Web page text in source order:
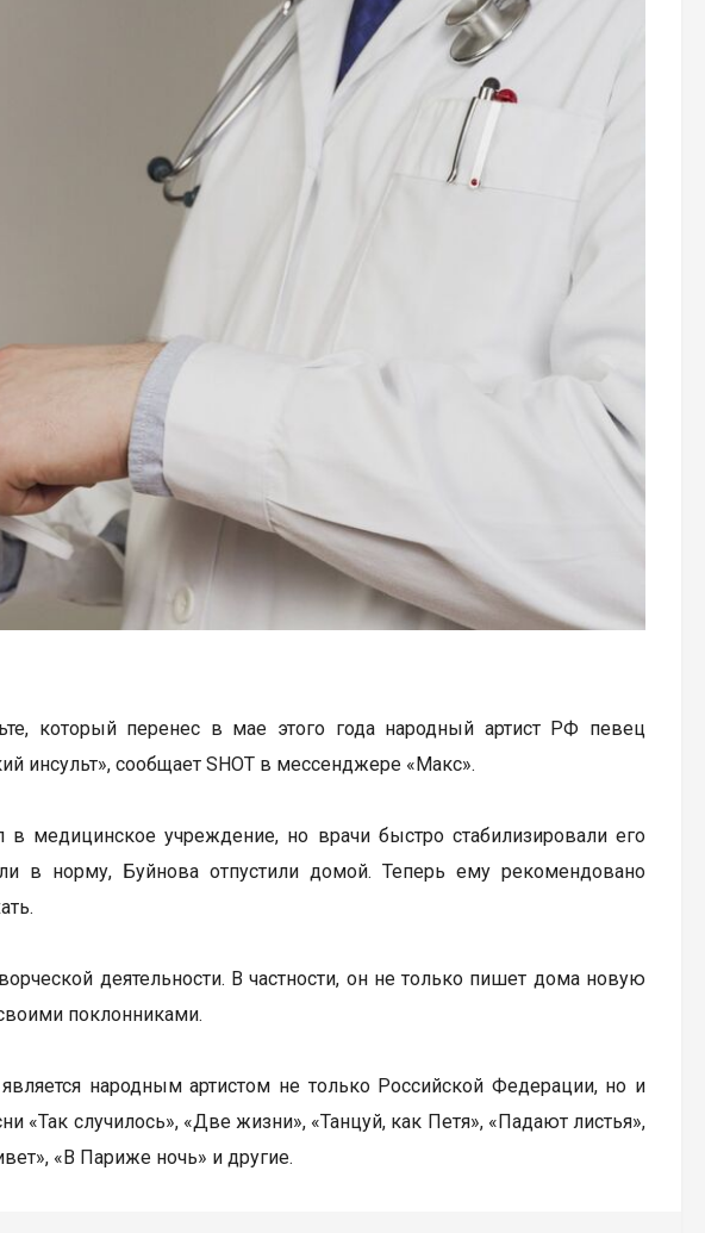
который перенес в мае этого года народный артист РФ певец
инсульт», сообщает SHOT в мессенджере «Макс».
в медицинское учреждение, но врачи быстро стабилизировали его
в норму, Буйнова отпустили домой. Теперь ему рекомендовано
деятельности. В частности, он не только пишет дома новую
поклонниками.
народным артистом не только Российской Федерации, но и
«Так случилось», «Две жизни», «Танцуй, как Петя», «Падают листья»,
«В Париже ночь» и другие.